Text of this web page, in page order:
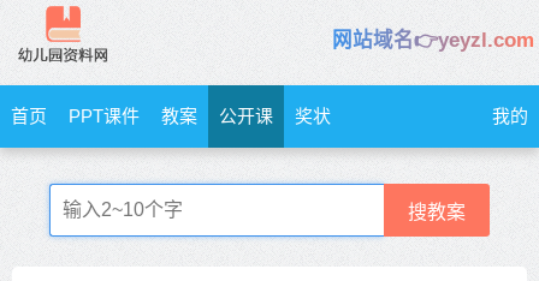
网站域名👉yeyzl.com
首页 PPT课件 教案 公开课 奖状 我的
搜教案